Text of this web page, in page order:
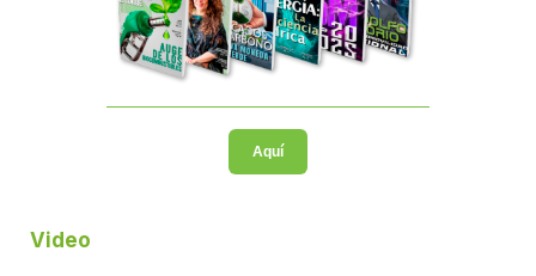
Aquí
Video